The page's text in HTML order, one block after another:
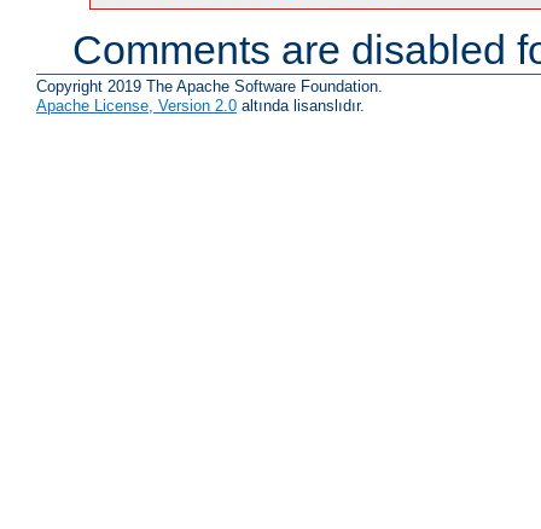
Comments are disabled
Copyright 2019 The Apache Software Foundation.
Apache License, Version 2.0 altında lisanslıdır.